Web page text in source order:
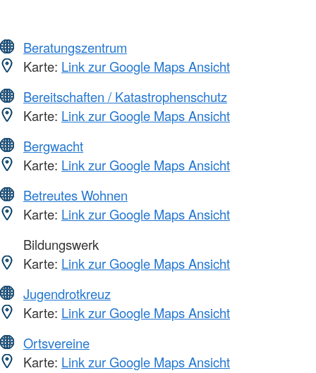
Beratungszentrum
Karte: Link zur Google Maps Ansicht
Bereitschaften / Katastrophenschutz
Karte: Link zur Google Maps Ansicht
Bergwacht
Karte: Link zur Google Maps Ansicht
Betreutes Wohnen
Karte: Link zur Google Maps Ansicht
Bildungswerk
Karte: Link zur Google Maps Ansicht
Jugendrotkreuz
Karte: Link zur Google Maps Ansicht
Ortsvereine
Karte: Link zur Google Maps Ansicht